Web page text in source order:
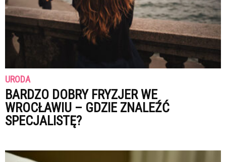
URODA
BARDZO DOBRY FRYZJER WE
WROCŁAWIU – GDZIE ZNALEŹĆ
SPECJALISTĘ?